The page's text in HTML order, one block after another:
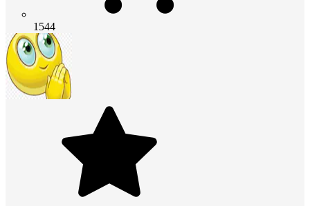
1544